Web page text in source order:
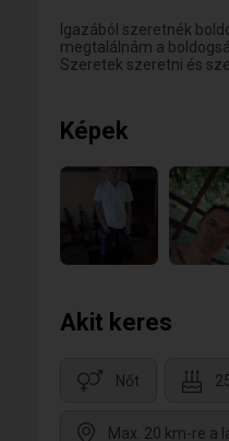
Igazából szeretnék
megtalálnám a
Szeretek szeretni és
Képek
Akit keres
Nőt
Max. 20 km-re a